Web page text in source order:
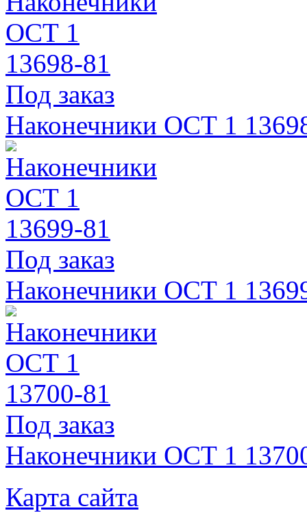
Под заказ
Наконечники ОСТ 1
Под заказ
Наконечники ОСТ 1
Под заказ
Наконечники ОСТ 1
Карта сайта